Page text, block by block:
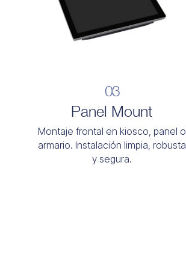
03
Panel Mount
Montaje frontal en kiosco, panel o
armario. Instalación limpia, robusta
y segura.